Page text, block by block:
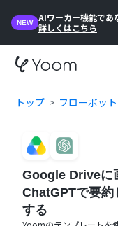
NEW
AIワーカー機能であ
詳しくはこちら
トップ フローボッ
Google Driveに
ChatGPTで要約
する